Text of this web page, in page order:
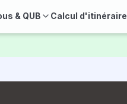
& QUB Calcul d'itinéraire